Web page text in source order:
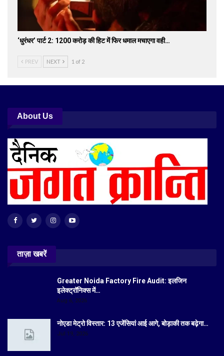
‘धुरंधर’ पार्ट 2: 1200 करोड़ की हिट में फिर धमाल मचाएगा वही…
PREV NEXT 1 of 2
About Us
ताज़ा खबरें
Greater Noida Factory Fire Audit: इलजिन
इलेक्ट्रॉनिक्स में…
Aug 6, 2026
नोएडा मेट्रो विस्तार: 13 एजेंसियां आई आगे, बोड़ाकी तक बढ़ेगा…
Jul 19, 2026